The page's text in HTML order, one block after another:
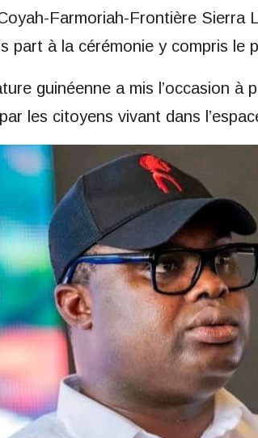
Farmoriah-Frontière Sierra
part à la cérémonie y compris le
guinéenne a mis l’occasion à
les citoyens vivant dans